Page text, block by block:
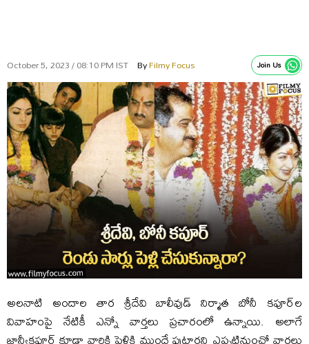
October 5, 2023 / 08:10 PM IST ByFilmy Focus Join Us
అలనాటి అందాల తార శ్రీదేవి బాలీవుడ్ నిర్మాత బోనీ కపూర్‌ల
వివాహంపై నేటికీ ఎన్నో వార్తలు ప్రచారంలో ఉన్నాయి. అలాగే